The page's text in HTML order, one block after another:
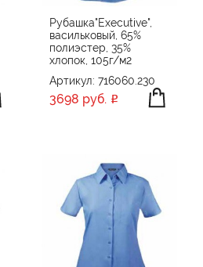
Рубашка"Executive",
васильковый, 65%
полиэстер, 35%
хлопок, 105г/м2
Артикул: 716060.230
3698 руб.